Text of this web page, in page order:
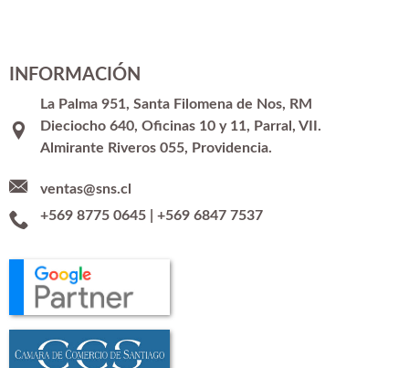
INFORMACIÓN
La Palma 951, Santa Filomena de Nos, RM
Dieciocho 640, Oficinas 10 y 11, Parral, VII.
Almirante Riveros 055, Providencia.
ventas@sns.cl
+569 8775 0645| +569 6847 7537